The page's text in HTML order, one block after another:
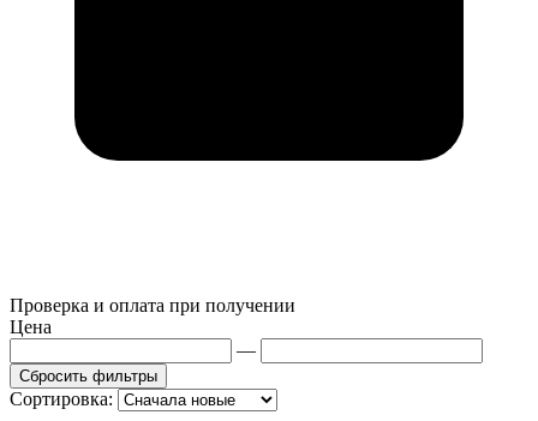
Проверка и оплата при получении
Цена
—
Сбросить фильтры
Сортировка: